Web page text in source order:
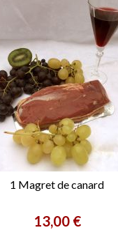
1 Magret de canard
Prix
13,00 €